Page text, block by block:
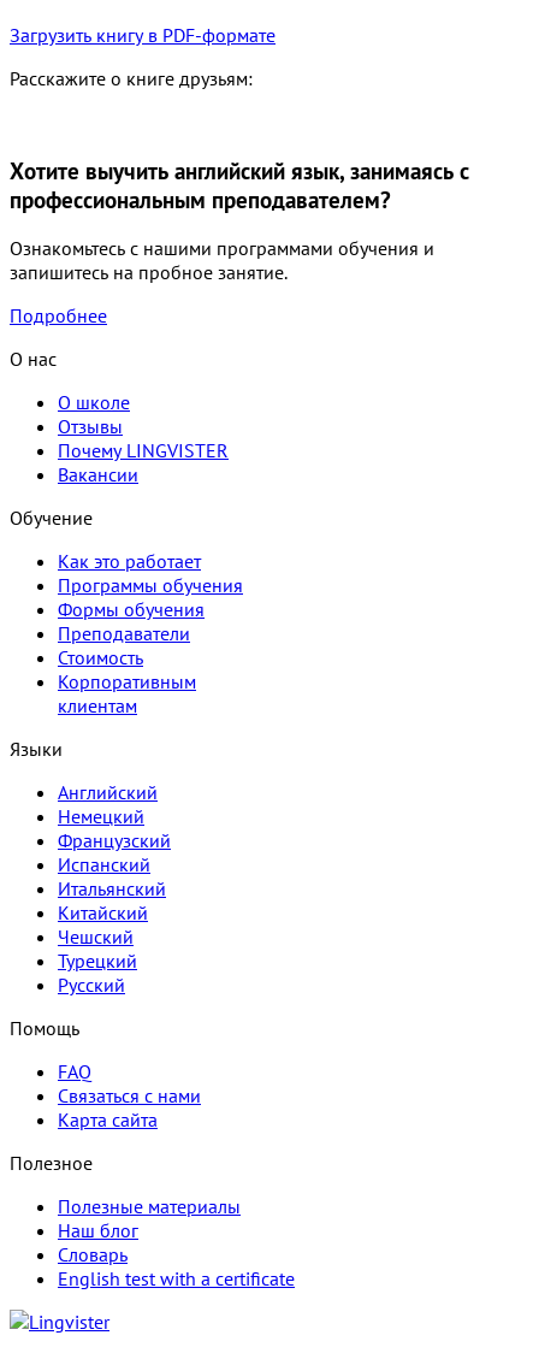
Загрузить книгу в PDF-формате
Расскажите о книге друзьям:
Хотите выучить английский язык, занимаясь с
профессиональным преподавателем?
Ознакомьтесь с нашими программами обучения и
запишитесь на пробное занятие.
Подробнее
О нас
О школе
Отзывы
Почему LINGVISTER
Вакансии
Обучение
Как это работает
Программы обучения
Формы обучения
Преподаватели
Стоимость
Корпоративным
клиентам
Языки
Английский
Немецкий
Французский
Испанский
Итальянский
Китайский
Чешский
Турецкий
Русский
Помощь
FAQ
Связаться с нами
Карта сайта
Полезное
Полезные материалы
Наш блог
Словарь
English test with a certificate